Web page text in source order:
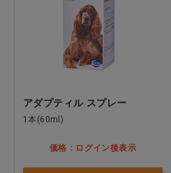
アダプティル スプレー
1本(60ml)
価格：ログイン後表示